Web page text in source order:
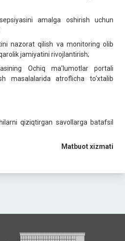
amalga oshirish uchun
nazorat qilish va monitoring olib
jamiyatini rivojlantirish;
Ochiq ma’lumotlar portali
masalalarida atroflicha to‘xtalib
qiziqtirgan savollarga batafsil
Matbuot xizmati